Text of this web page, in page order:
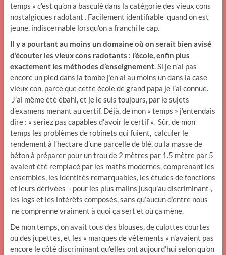
temps » c’est qu’on a basculé dans la catégorie des vieux cons
nostalgiques radotant . Facilement identifiable quand on est
jeune, indiscernable lorsqu’on a franchi le cap.
Il y a pourtant au moins un domaine où on serait bien avisé
d’écouter les vieux cons radotants : l’école, enfin plus
exactement les méthodes d’enseignement. Si je n’ai pas
encore un pied dans la tombe j’en ai au moins un dans la case
vieux con, parce que cette école de grand papa je l’ai connue.
J’ai même été ébahi, et je le suis toujours, par le sujets
d’examens menant au certif. Déjà, de mon « temps » j’entendais
dire : « seriez pas capables d’avoir le certif ». Sûr, de mon
temps les problèmes de robinets qui fuient, calculer le
rendement à l’hectare d’une parcelle de blé, ou la masse de
béton à préparer pour un trou de 2 mètres par 1.5 mètre par 5
avaient été remplacé par les maths modernes, comprenant les
ensembles, les identités remarquables, les études de fonctions
et leurs dérivées – pour les plus malins jusqu’au discriminant-,
les logs et les intérêts composés, sans qu’aucun d’entre nous
ne comprenne vraiment à quoi ça sert et où ça mène.
De mon temps, on avait tous des blouses, de culottes courtes
ou des jupettes, et les « marques de vêtements » n’avaient pas
encore le côté discriminant qu’elles ont aujourd’hui selon qu’on